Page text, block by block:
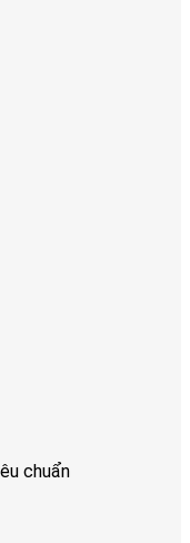
chuẩn